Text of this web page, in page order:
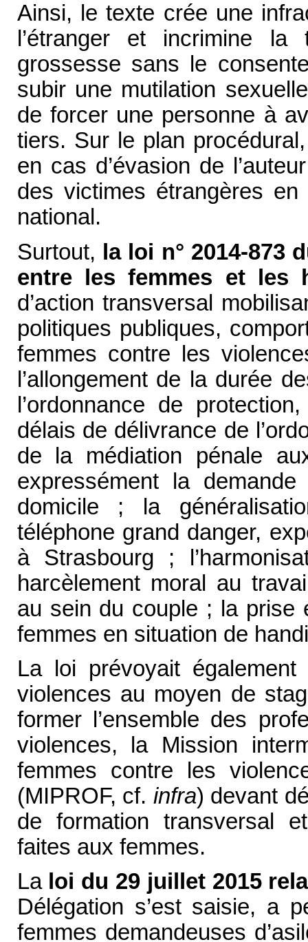
Ainsi, le texte crée une
l’étranger et incrimine la
grossesse sans le
subir une mutilation
de forcer une personne à
tiers. Sur le plan
en cas d’évasion de
des victimes étrangères
national.
Surtout,
la loi n° 2014-873
entre les femmes et les
d’action transversal
politiques publiques,
femmes contre les
l’allongement de la durée
l’ordonnance de
délais de délivrance de
de la médiation pénale
expressément la
domicile ; la
téléphone grand danger,
à Strasbourg ;
harcèlement moral au
au sein du couple ; la prise
femmes en situation de
La loi prévoyait
violences au moyen de
former l’ensemble des
violences, la Mission
femmes contre les
(MIPROF, cf. infra) devant
de formation transversal
faites aux femmes.
Laloi du 29 juillet 2015
Délégation s’est saisie, a
femmes demandeuses